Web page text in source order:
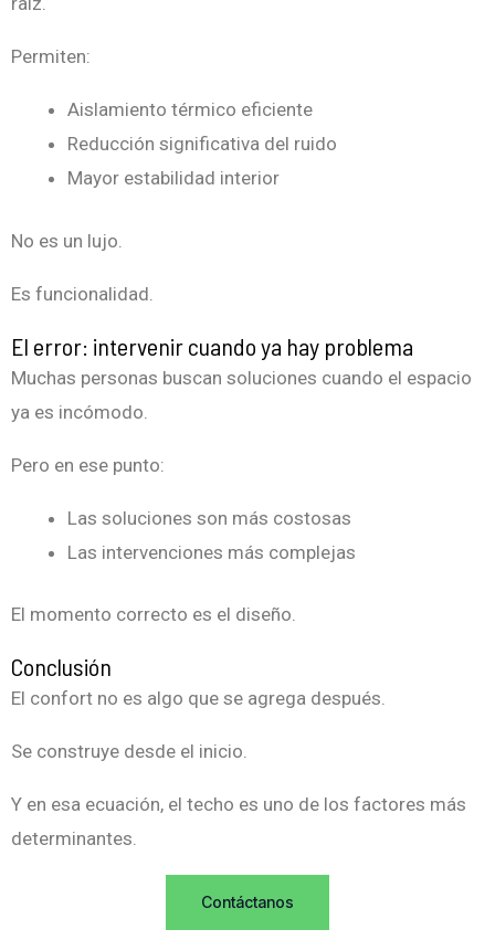
Permiten:
Aislamiento térmico eficiente
Reducción significativa del ruido
Mayor estabilidad interior
No es un lujo.
Es funcionalidad.
El error: intervenir cuando ya hay problema
Muchas personas buscan soluciones cuando el espacio
ya es incómodo.
Pero en ese punto:
Las soluciones son más costosas
Las intervenciones más complejas
El momento correcto es el diseño.
Conclusión
El confort no es algo que se agrega después.
Se construye desde el inicio.
Y en esa ecuación, el techo es uno de los factores más
determinantes.
Contáctanos